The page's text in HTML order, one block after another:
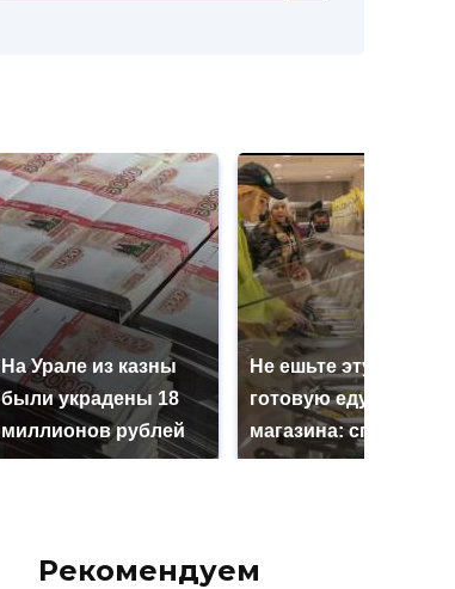
На Урале из казны
были украдены 18
миллионов рублей
Не ешьте эту
готовую еду из
магазина: список
Рекомендуем